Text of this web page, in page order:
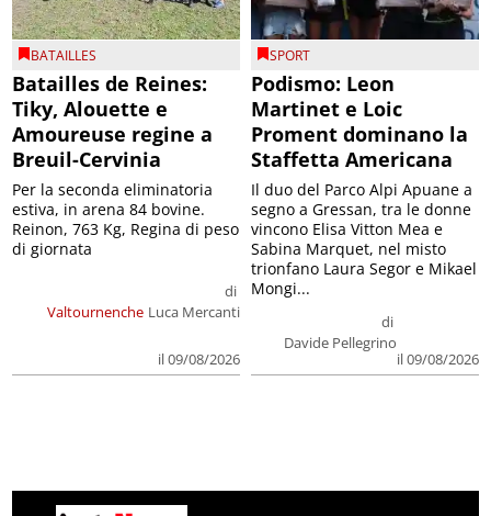
BATAILLES
Batailles de Reines:
Tiky, Alouette e
Amoureuse regine a
Breuil-Cervinia
Valtournenche
di
Luca Mercanti
il 09/08/2026
Per la seconda eliminatoria
estiva, in arena 84 bovine.
Reinon, 763 Kg, Regina di peso
di giornata
SPORT
Podismo: Leon
Martinet e Loic
Proment dominano la
Staffetta Americana
di
Davide Pellegrino
il 09/08/2026
Il duo del Parco Alpi Apuane a
segno a Gressan, tra le donne
vincono Elisa Vitton Mea e
Sabina Marquet, nel misto
trionfano Laura Segor e Mikael
Mongi...